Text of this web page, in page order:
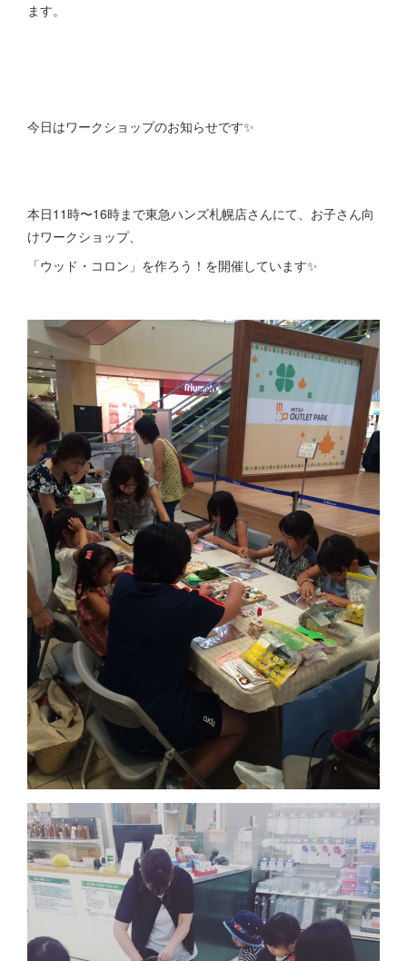
ます。
今日はワークショップのお知らせです✨
本日11時〜16時まで東急ハンズ札幌店さんにて、お子さん向
けワークショップ、
「ウッド・コロン」を作ろう！を開催しています✨